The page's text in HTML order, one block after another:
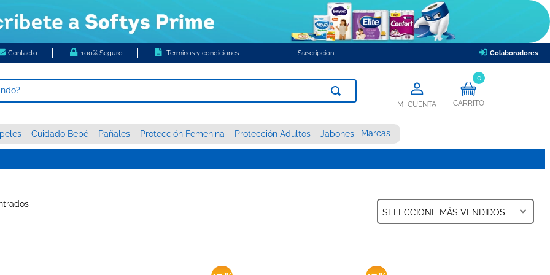
Contacto 100% Seguro Términos y condiciones Suscripción Colaboradores
MI CUENTA
0
CARRITO
Cuidado Bebé Pañales Protección Femenina Protección Adultos Jabones Marcas
SELECCIONE MÁS VENDIDOS